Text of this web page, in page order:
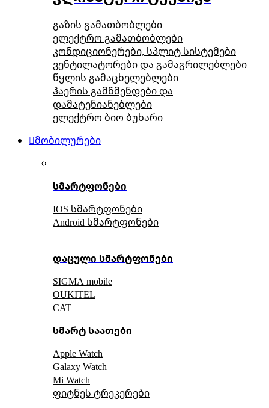
გაზის გამათბობლები
ელექტრო გამათბობლები
კონდიციონერები, სპლიტ სისტემები
ვენტილატორები და გამაგრილებლები
წყლის გამაცხელებლები
ჰაერის გამწმენდები და
დამატენიანებლები
ელექტრო ბიო ბუხარი
მობილურები
სმარტფონები
IOS სმარტფონები
Android სმარტფონები
დაცული სმარტფონები
SIGMA mobile
OUKITEL
CAT
სმარტ საათები
Apple Watch
Galaxy Watch
Mi Watch
ფიტნეს ტრეკერები